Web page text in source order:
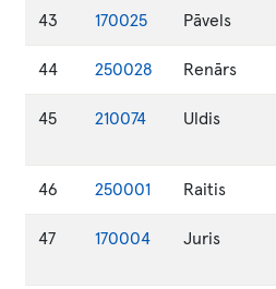
43 170025 Pāvels
44 250028 Renārs
45 210074 Uldis
46 250001 Raitis
47 170004 Juris